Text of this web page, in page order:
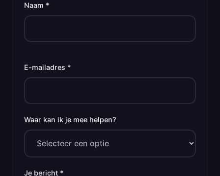
Naam *
E-mailadres *
Waar kan ik je mee helpen?
Je bericht *